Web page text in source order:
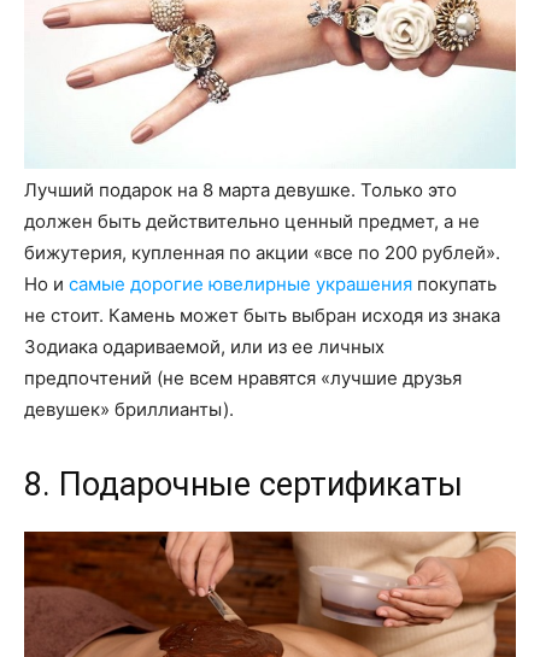
Лучший подарок на 8 марта девушке. Только это
должен быть действительно ценный предмет, а не
бижутерия, купленная по акции «все по 200 рублей».
Но и самые дорогие ювелирные украшения покупать
не стоит. Камень может быть выбран исходя из знака
Зодиака одариваемой, или из ее личных
предпочтений (не всем нравятся «лучшие друзья
девушек» бриллианты).
8. Подарочные сертификаты